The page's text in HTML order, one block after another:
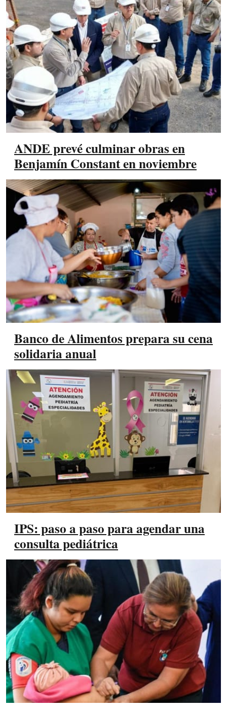
ANDE prevé culminar obras en
Benjamín Constant en noviembre
Banco de Alimentos prepara su cena
solidaria anual
IPS: paso a paso para agendar una
consulta pediátrica